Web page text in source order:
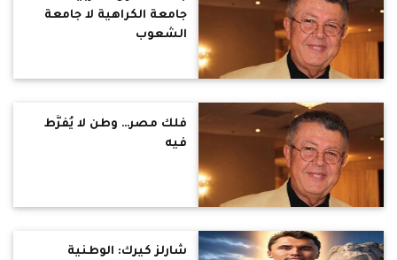
جامعة الكراهية لا جامعة
الشعوب
فلك مصر… وطن لا يُفرَّط
فيه
شارلز كيرك: الوطنية